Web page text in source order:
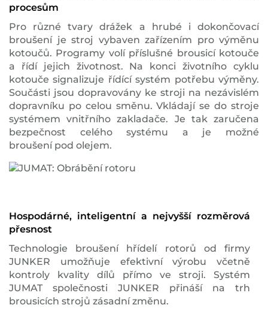
procesům
Pro různé tvary drážek a hrubé i dokončovací
broušení je stroj vybaven zařízením pro výměnu
kotoučů. Programy volí příslušné brousicí kotouče
a řídí jejich životnost. Na konci životního cyklu
kotouče signalizuje řídící systém potřebu výměny.
Součásti jsou dopravovány ke stroji na nezávislém
dopravníku po celou směnu. Vkládají se do stroje
systémem vnitřního zakladače. Je tak zaručena
bezpečnost celého systému a je možné
broušení pod olejem.
Hospodárné, inteligentní a nejvyšší rozměrová
přesnost
Technologie broušení hřídelí rotorů od firmy
JUNKER umožňuje efektivní výrobu včetně
kontroly kvality dílů přímo ve stroji. Systém
JUMAT společnosti JUNKER přináší na trh
brousicích strojů zásadní změnu.